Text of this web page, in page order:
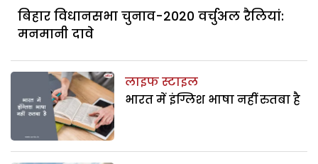
बिहार विधानसभा चुनाव-2020 वर्चुअल रैलियां:
मनमानी दावे
लाइफ स्टाइल
भारत में इंग्लिश भाषा नहीं रुतबा है